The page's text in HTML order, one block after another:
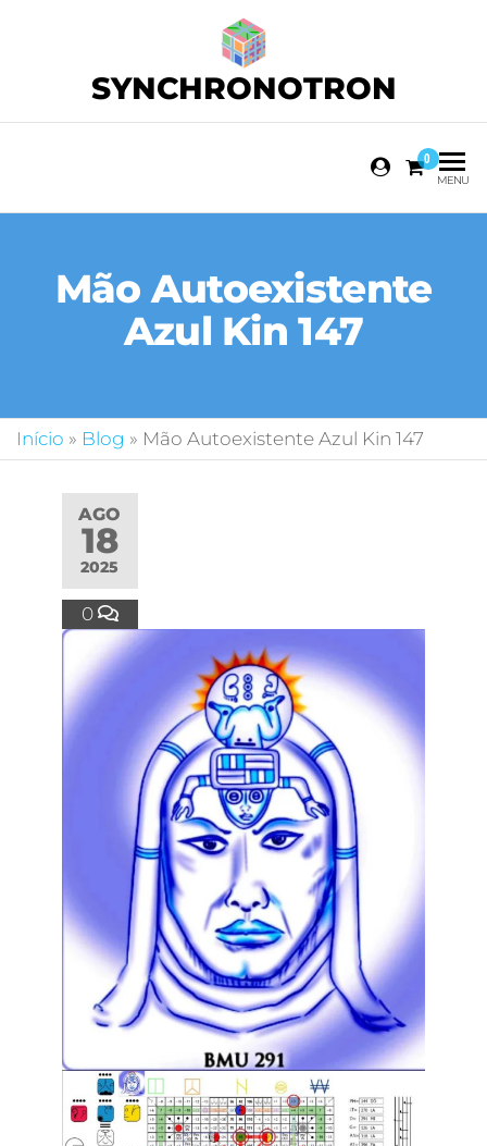
SYNCHRONOTRON
0
MENU
Mão Autoexistente
Azul Kin 147
Início » Blog » Mão Autoexistente Azul Kin 147
AGO
18
2025
0